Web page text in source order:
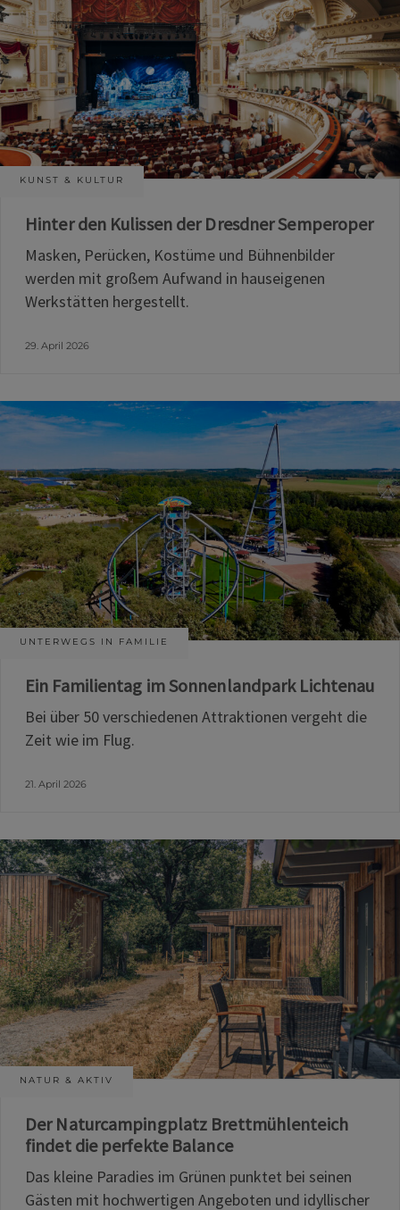
KUNST & KULTUR
Hinter den Kulissen der Dresdner Semperoper
Masken, Perücken, Kostüme und Bühnenbilder
werden mit großem Aufwand in hauseigenen
Werkstätten hergestellt.
29. April 2026
UNTERWEGS IN FAMILIE
Ein Familientag im Sonnenlandpark Lichtenau
Bei über 50 verschiedenen Attraktionen vergeht die
Zeit wie im Flug.
21. April 2026
NATUR & AKTIV
Der Naturcampingplatz Brettmühlenteich
findet die perfekte Balance
Das kleine Paradies im Grünen punktet bei seinen
Gästen mit hochwertigen Angeboten und idyllischer